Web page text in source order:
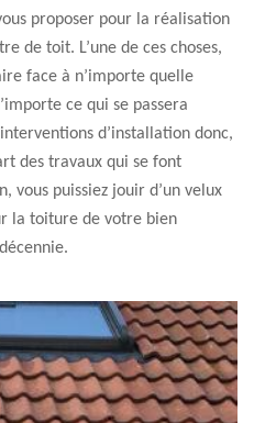
proposer pour la réalisation
de toit. L’une de ces choses,
face à n’importe quelle
ce qui se passera
d’installation donc,
des travaux qui se font
vous puissiez jouir d’un velux
la toiture de votre bien